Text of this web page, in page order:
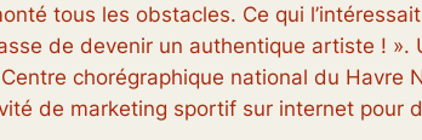
tous les obstacles. Ce qui
de devenir un authentique artiste ! ».
chorégraphique national du Havre
de marketing sportif sur internet pour